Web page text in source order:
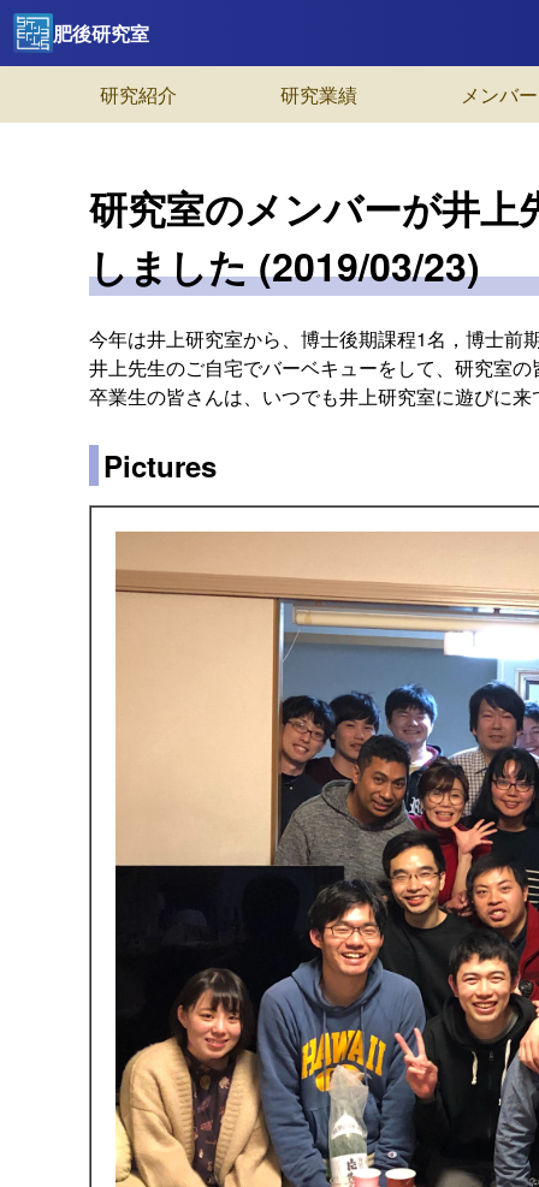
肥後研究室
研究紹介 研究業績 メンバー
研究室のメンバーが井
しました (2019/03/23)
今年は井上研究室から、博士後期課程1名，博士前
井上先生のご自宅でバーベキューをして、研究室
卒業生の皆さんは、いつでも井上研究室に遊びに来
Pictures